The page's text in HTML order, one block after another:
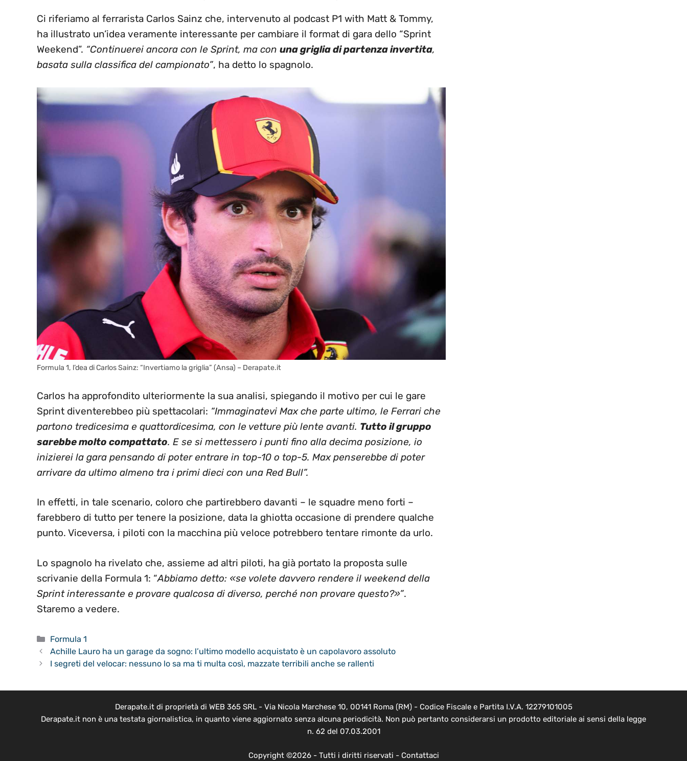
Ci riferiamo al ferrarista Carlos Sainz che, intervenuto al podcast P1 with Matt & Tommy,
ha illustrato un’idea veramente interessante per cambiare il format di gara dello “Sprint
Weekend”. “Continuerei ancora con le Sprint, ma con una griglia di partenza invertita,
basata sulla classifica del campionato”, ha detto lo spagnolo.
Formula 1, l’dea di Carlos Sainz: “Invertiamo la griglia” (Ansa) – Derapate.it
Carlos ha approfondito ulteriormente la sua analisi, spiegando il motivo per cui le gare
Sprint diventerebbeo più spettacolari: “Immaginatevi Max che parte ultimo, le Ferrari che
partono tredicesima e quattordicesima, con le vetture più lente avanti. Tutto il gruppo
sarebbe molto compattato. E se si mettessero i punti fino alla decima posizione, io
inizierei la gara pensando di poter entrare in top-10 o top-5. Max penserebbe di poter
arrivare da ultimo almeno tra i primi dieci con una Red Bull”.
In effetti, in tale scenario, coloro che partirebbero davanti – le squadre meno forti –
farebbero di tutto per tenere la posizione, data la ghiotta occasione di prendere qualche
punto. Viceversa, i piloti con la macchina più veloce potrebbero tentare rimonte da urlo.
Lo spagnolo ha rivelato che, assieme ad altri piloti, ha già portato la proposta sulle
scrivanie della Formula 1: “Abbiamo detto: «se volete davvero rendere il weekend della
Sprint interessante e provare qualcosa di diverso, perché non provare questo?»”.
Staremo a vedere.
Categorie
Formula 1
Achille Lauro ha un garage da sogno: l’ultimo modello acquistato è un capolavoro assoluto
I segreti del velocar: nessuno lo sa ma ti multa così, mazzate terribili anche se rallenti
Derapate.it di proprietà di WEB 365 SRL - Via Nicola Marchese 10, 00141 Roma (RM) - Codice Fiscale e Partita I.V.A. 12279101005
Derapate.it non è una testata giornalistica, in quanto viene aggiornato senza alcuna periodicità. Non può pertanto considerarsi un prodotto editoriale ai sensi della legge
n. 62 del 07.03.2001
Copyright ©2026 - Tutti i diritti riservati - Contattaci